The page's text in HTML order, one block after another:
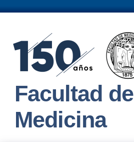
Facultad de
Medicina